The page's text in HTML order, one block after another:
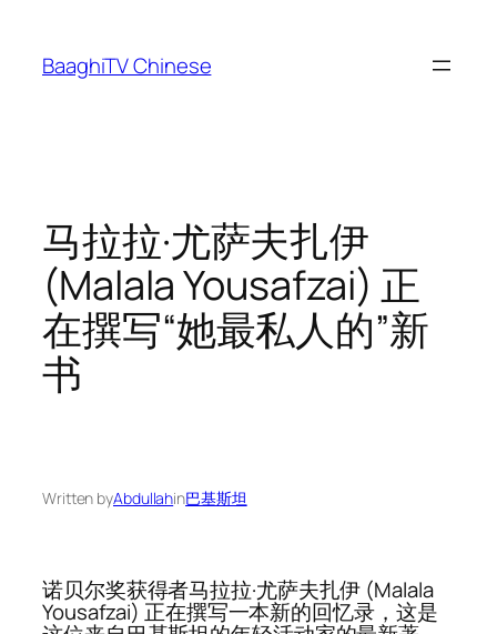
content
BaaghiTV Chinese
马拉拉·尤萨夫扎伊
(Malala Yousafzai) 正
在撰写“她最私人的”新
书
Written byAbdullahin巴基斯坦
诺贝尔奖获得者马拉拉·尤萨夫扎伊 (Malala
Yousafzai) 正在撰写一本新的回忆录，这是